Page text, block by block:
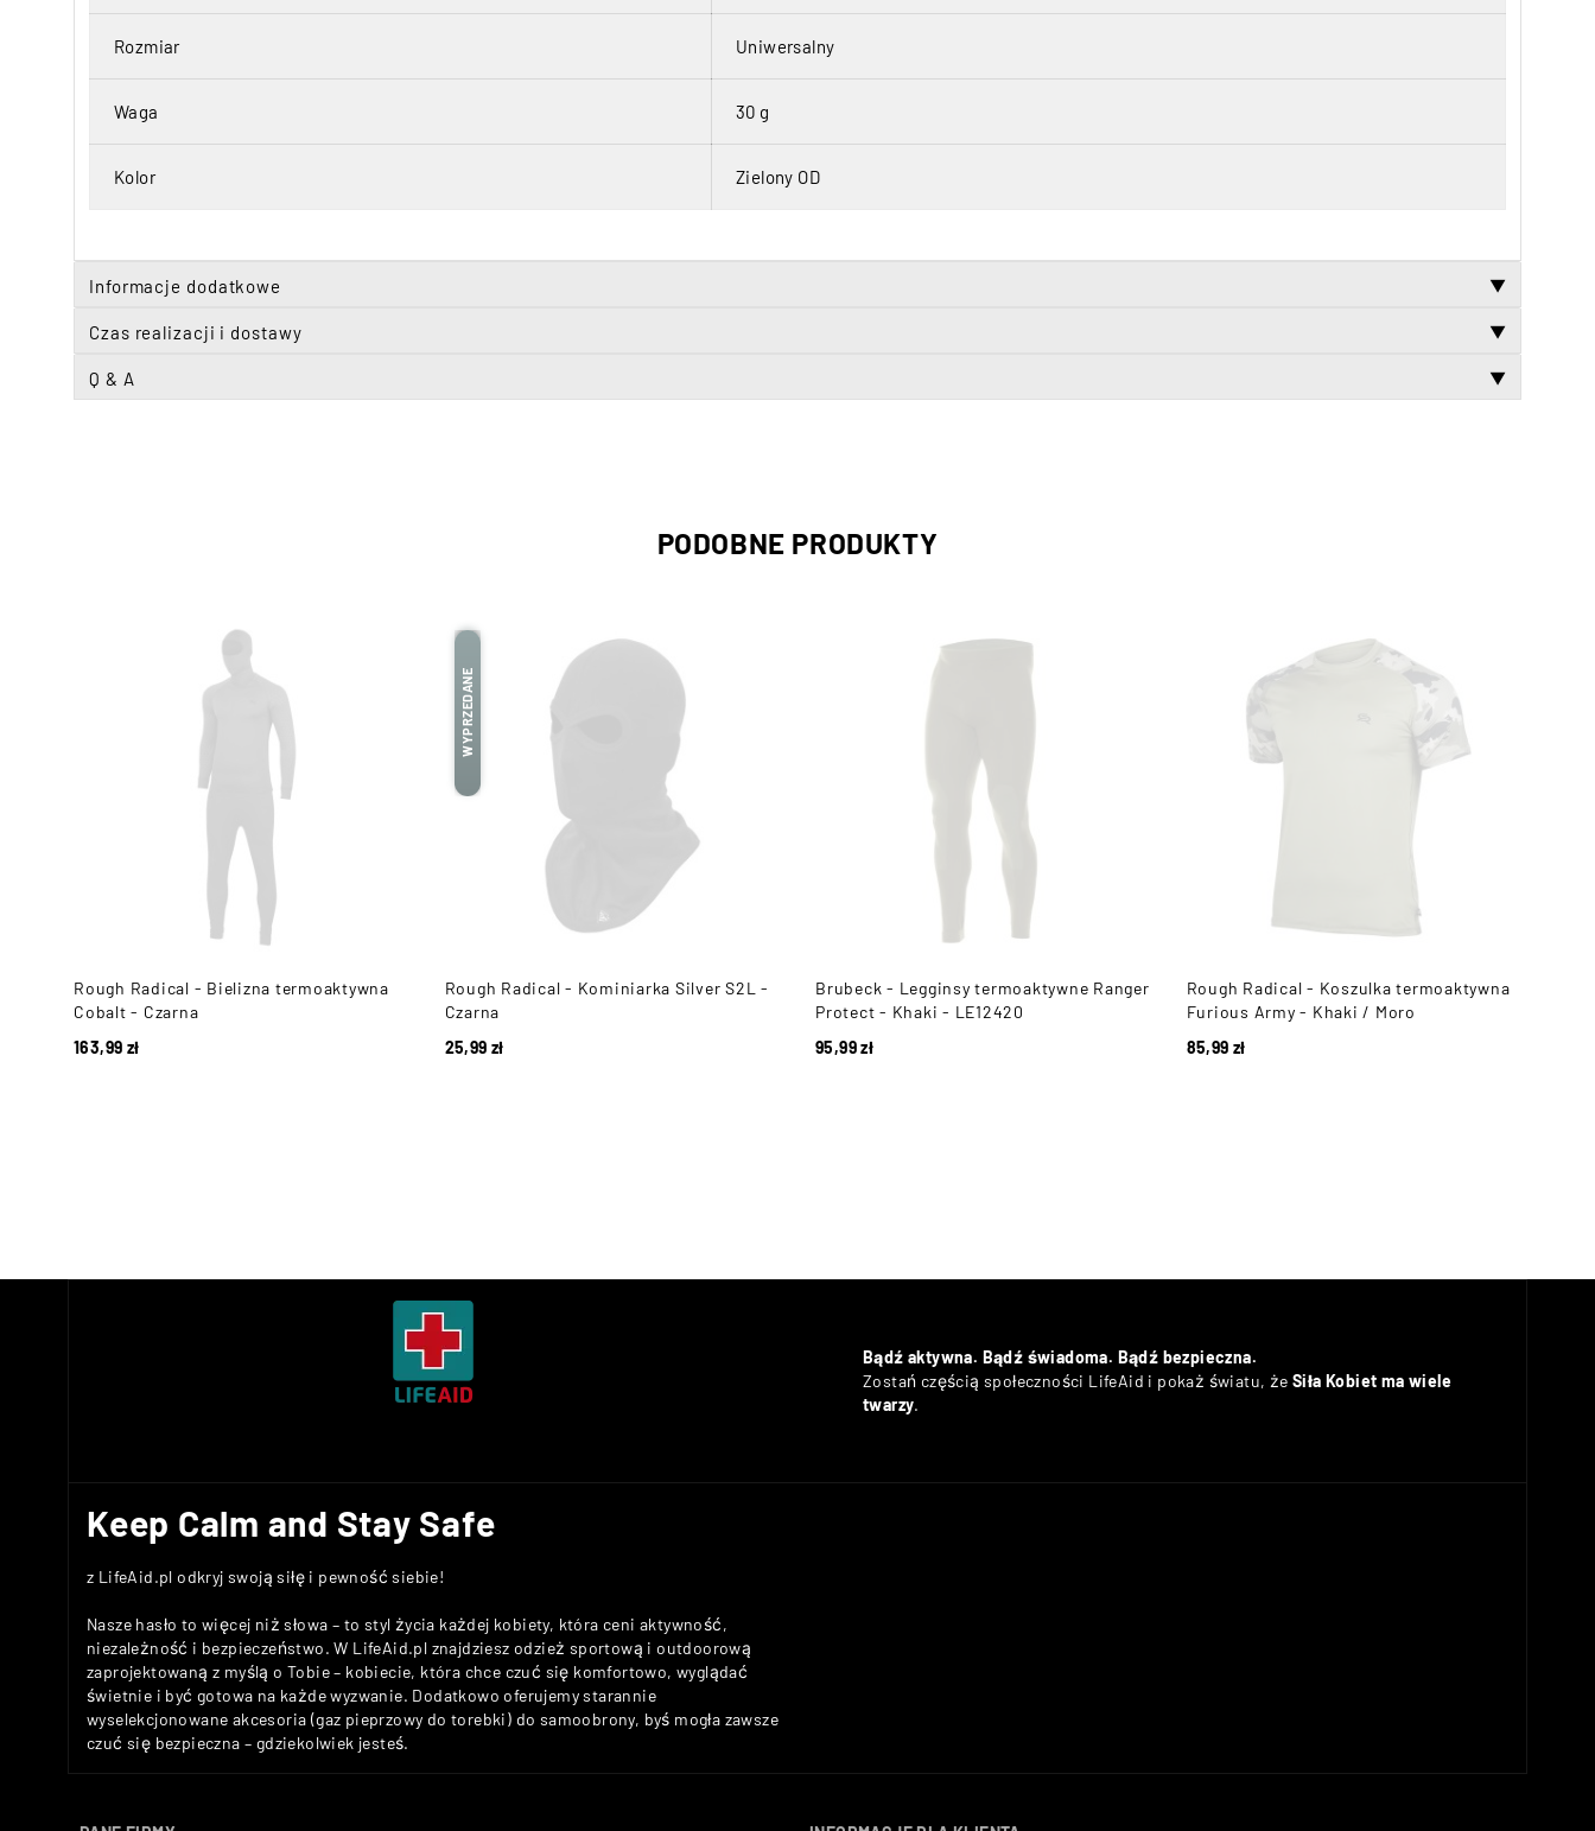
Rozmiar Uniwersalny
Waga 30 g
Kolor Zielony OD
Informacje dodatkowe ▼
Czas realizacji i dostawy ▼
Q & A ▼
PODOBNE PRODUKTY
Rough Radical - Bielizna termoaktywna
Cobalt - Czarna
163,99 zł
WYPRZEDANE
Rough Radical - Kominiarka Silver S2L -
Czarna
25,99 zł
Brubeck - Legginsy termoaktywne Ranger
Protect - Khaki - LE12420
95,99zł
Rough Radical - Koszulka termoaktywna
Furious Army - Khaki / Moro
85,99 zł
Bądź aktywna. Bądź świadoma. Bądź bezpieczna.
Zostań częścią społeczności LifeAid i pokaż światu, że Siła Kobiet ma wiele
twarzy.
Keep Calm and Stay Safe
z LifeAid.pl odkryj swoją siłę i pewność siebie!
Nasze hasło to więcej niż słowa – to styl życia każdej kobiety, która ceni aktywność,
niezależność i bezpieczeństwo. W LifeAid.pl znajdziesz odzież sportową i outdoorową
zaprojektowaną z myślą o Tobie – kobiecie, która chce czuć się komfortowo, wyglądać
świetnie i być gotowa na każde wyzwanie. Dodatkowo oferujemy starannie
wyselekcjonowane akcesoria (gaz pieprzowy do torebki) do samoobrony, byś mogła zawsze
czuć się bezpieczna – gdziekolwiek jesteś.